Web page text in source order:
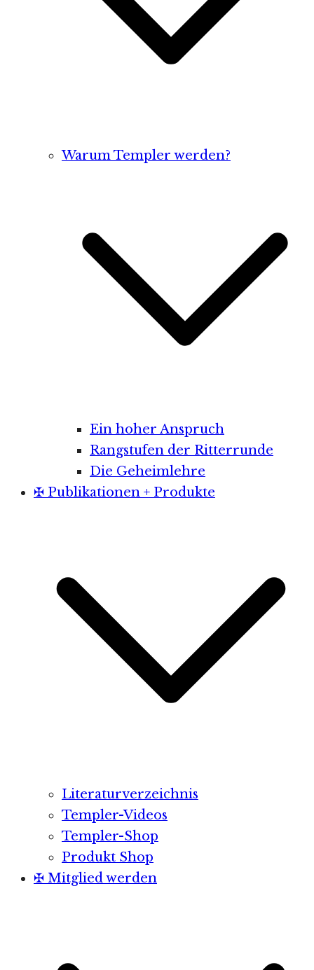
Warum Templer werden?
Ein hoher Anspruch
Rangstufen der Ritterrunde
Die Geheimlehre
✠ Publikationen + Produkte
Literaturverzeichnis
Templer-Videos
Templer-Shop
Produkt Shop
✠ Mitglied werden